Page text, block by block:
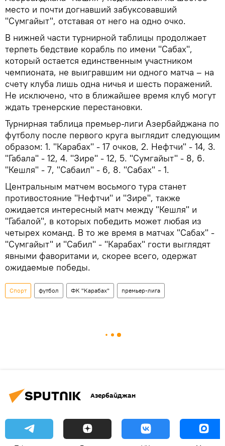
место и почти догнавший забуксовавший
"Сумгайыт", отставая от него на одно очко.
В нижней части турнирной таблицы продолжает
терпеть бедствие корабль по имени "Сабах",
который остается единственным участником
чемпионата, не выигравшим ни одного матча – на
счету клуба лишь одна ничья и шесть поражений.
Не исключено, что в ближайшее время клуб могут
ждать тренерские перестановки.
Турнирная таблица премьер-лиги Азербайджана по
футболу после первого круга выглядит следующим
образом: 1. "Карабах" - 17 очков, 2. Нефтчи" - 14, 3.
"Габала" - 12, 4. "Зире" - 12, 5. "Сумгайыт" - 8, 6.
"Кешля" - 7, "Сабаил" - 6, 8. "Сабах" - 1.
Центральным матчем восьмого тура станет
противостояние "Нефтчи" и "Зире", также
ожидается интересный матч между "Кешля" и
"Габалой", в которых победить может любая из
четырех команд. В то же время в матчах "Сабах" -
"Сумгайыт" и "Сабил" - "Карабах" гости выглядят
явными фаворитами и, скорее всего, одержат
ожидаемые победы.
Спорт футбол ФК "Карабах" премьер-лига
Азербайджан